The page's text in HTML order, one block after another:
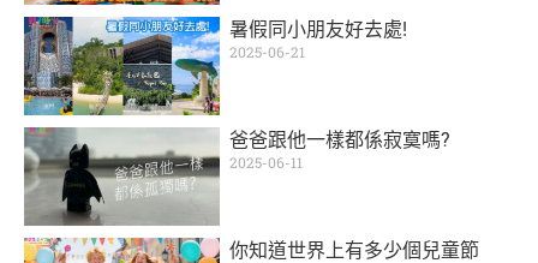
暑假同小朋友好去處!
2025-06-21
爸爸跟他一樣都係寂寞嗎?
2025-06-11
你知道世界上有多少個兒童節